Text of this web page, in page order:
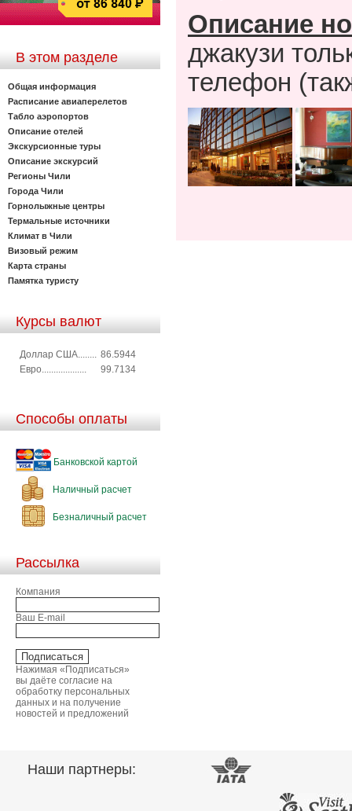
В этом разделе
Общая информация
Расписание авиаперелетов
Табло аэропортов
Описание отелей
Экскурсионные туры
Описание экскурсий
Регионы Чили
Города Чили
Горнолыжные центры
Термальные источники
Климат в Чили
Визовый режим
Карта страны
Памятка туристу
Курсы валют
Доллар США........ 86.5944
Евро...................
99.7134
Способы оплаты
Банковской картой
Наличный расчет
Безналичный расчет
Рассылка
Компания
Ваш E-mail
Нажимая «Подписаться»
вы даёте согласие на
обработку персональных
данных и на получение
новостей и предложений
Описание
джакузи
телефон
Наши партнеры: